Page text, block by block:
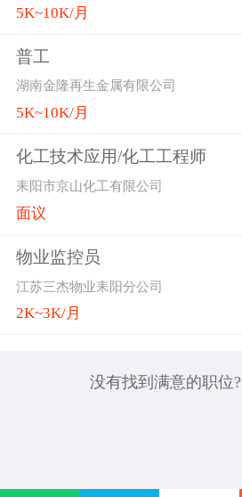
5K~10K/月
普工
湖南金隆再生金属有限公司
5K~10K/月
化工技术应用/化工工程师
耒阳市京山化工有限公司
面议
物业监控员
江苏三杰物业耒阳分公司
2K~3K/月
没有找到满意的职位?